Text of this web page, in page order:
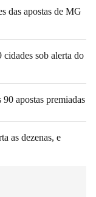
das apostas de MG
sob alerta do
apostas premiadas
as dezenas, e